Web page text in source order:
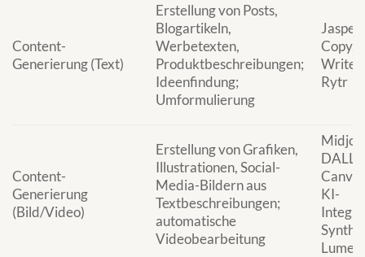
Content-
Generierung (Text)
Erstellung von Posts,
Blogartikeln,
Werbetexten,
Produktbeschreibungen;
Ideenfindung;
Umformulierung
Jasper,
Rytr
Content-
Generierung
(Bild/Video)
Erstellung von Grafiken,
Illustrationen, Social-
Media-Bildern aus
Textbeschreibungen;
automatische
Videobearbeitung
DALL-
Canva
KI-